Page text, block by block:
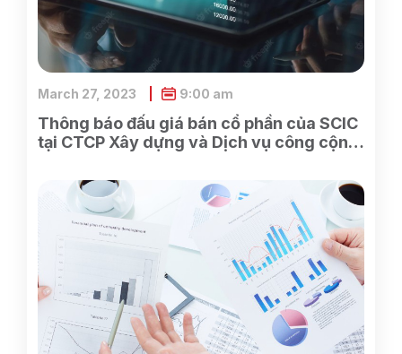
Thông báo đấu giá bán cổ phần của SCIC
tại CTCP Xây dựng và Dịch vụ công cộng
March 27, 2023 9:00 am